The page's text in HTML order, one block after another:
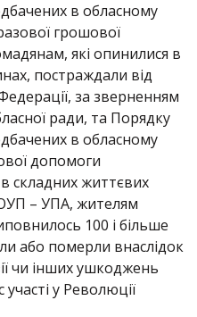
в обласному
грошової
які опинилися в
постраждали від
Федерації, за зверненням
ради, та Порядку
в обласному
допомоги
складних життєвих
– УПА, жителям
100 і більше
або померли внаслідок
чи інших ушкоджень
у Революції